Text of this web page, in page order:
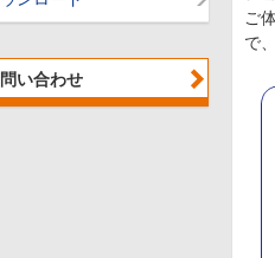
ご
で
い合わせ